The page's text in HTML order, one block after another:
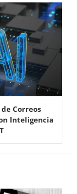
Correos
Inteligencia